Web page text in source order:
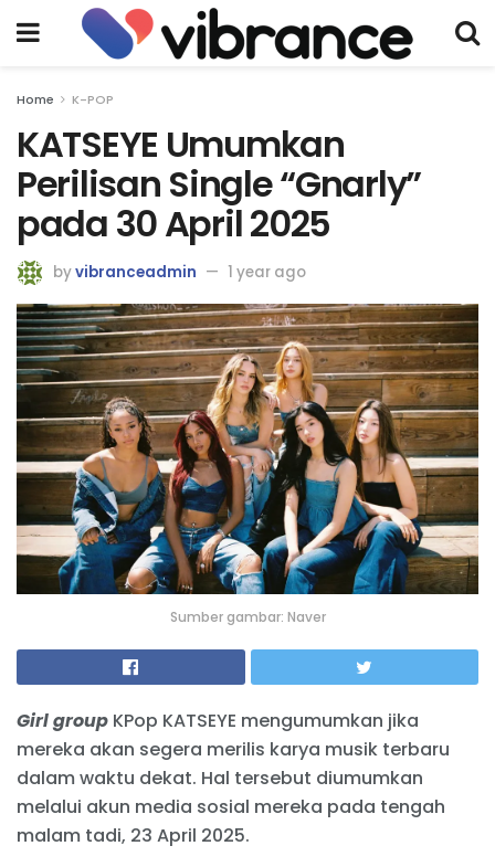
Home K-POP
KATSEYE Umumkan
Perilisan Single “Gnarly”
pada 30 April 2025
byvibranceadmin 1 year ago
Sumber gambar: Naver
Girl group KPop KATSEYE mengumumkan jika
mereka akan segera merilis karya musik terbaru
dalam waktu dekat. Hal tersebut diumumkan
melalui akun media sosial mereka pada tengah
malam tadi, 23 April 2025.